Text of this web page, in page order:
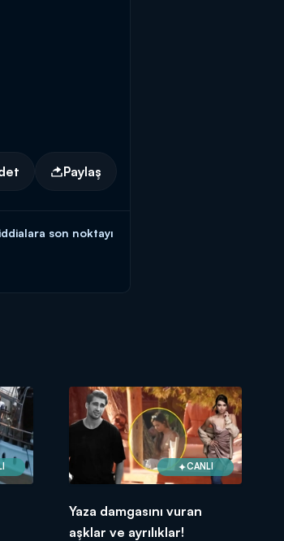
Paylaş
son noktayı
CANLI
Yaza damgasını vuran
aşklar ve ayrılıklar!